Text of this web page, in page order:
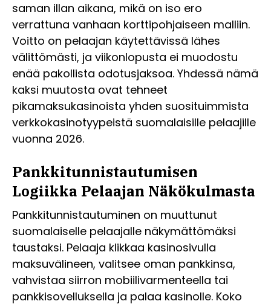
saman illan aikana, mikä on iso ero
verrattuna vanhaan korttipohjaiseen malliin.
Voitto on pelaajan käytettävissä lähes
välittömästi, ja viikonlopusta ei muodostu
enää pakollista odotusjaksoa. Yhdessä nämä
kaksi muutosta ovat tehneet
pikamaksukasinoista yhden suosituimmista
verkkokasinotyypeistä suomalaisille pelaajille
vuonna 2026.
Pankkitunnistautumisen
Logiikka Pelaajan Näkökulmasta
Pankkitunnistautuminen on muuttunut
suomalaiselle pelaajalle näkymättömäksi
taustaksi. Pelaaja klikkaa kasinosivulla
maksuvälineen, valitsee oman pankkinsa,
vahvistaa siirron mobiilivarmenteella tai
pankkisovelluksella ja palaa kasinolle. Koko